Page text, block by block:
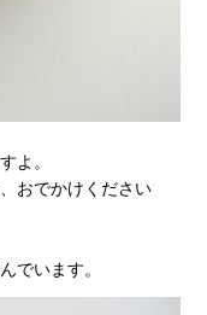
よ。
おでかけください
でいます。